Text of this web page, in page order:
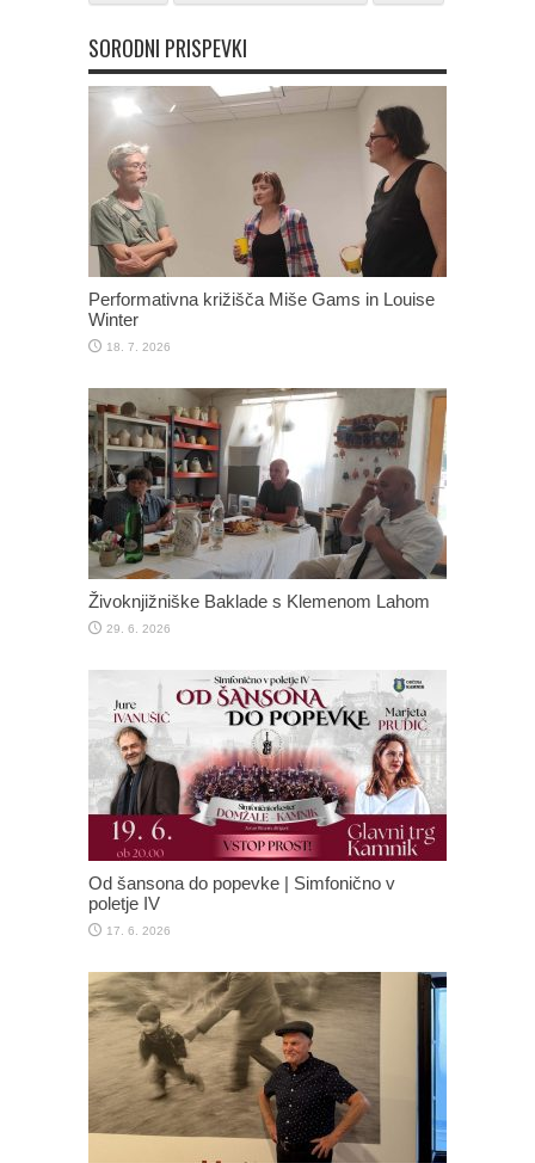
SORODNI PRISPEVKI
Performativna križišča Miše Gams in Louise
Winter
18. 7. 2026
Živoknjižniške Baklade s Klemenom Lahom
29. 6. 2026
Od šansona do popevke | Simfonično v
poletje IV
17. 6. 2026